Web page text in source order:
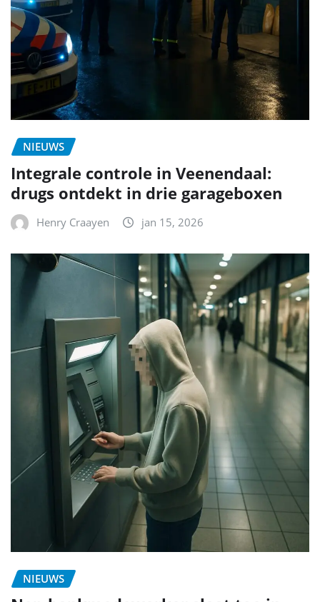
NIEUWS
Integrale controle in Veenendaal:
drugs ontdekt in drie garageboxen
Henry Craayen jan 15, 2026
NIEUWS